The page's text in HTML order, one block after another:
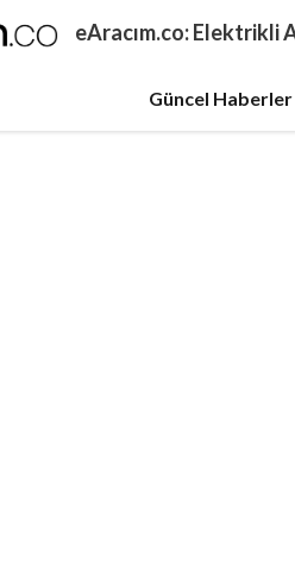
eAracım.co: Elektrikli
Güncel Haberler